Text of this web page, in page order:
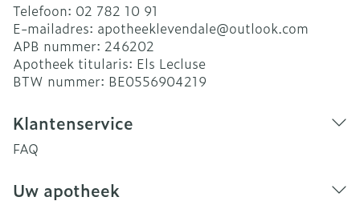
Telefoon: 02 782 10 91
E-mailadres: apotheeklevendale@outlook.com
APB nummer: 246202
Apotheek titularis: Els Lecluse
BTW nummer: BE0556904219
Klantenservice
FAQ
Uw apotheek